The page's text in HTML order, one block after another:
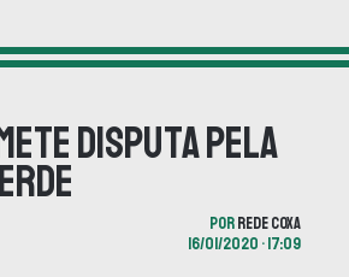
disputa pela
PORREDE COXA
16/01/2020 • 17:09